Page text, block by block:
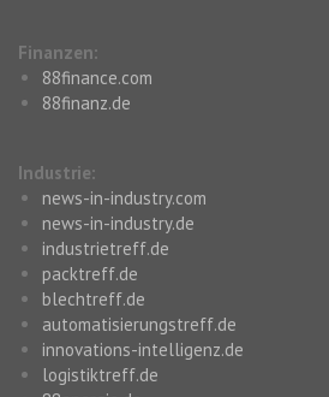
Finanzen:
88finance.com
88finanz.de
Industrie:
news-in-industry.com
news-in-industry.de
industrietreff.de
packtreff.de
blechtreff.de
automatisierungstreff.de
innovations-intelligenz.de
logistiktreff.de